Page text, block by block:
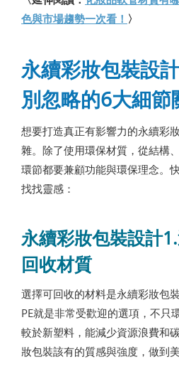
色與市場趨勢一次看！ 〉
永續彩妝包裝設
別忽略的6大細節
想要打造真正有影響力的永續彩
雜。除了使用環保材質，從結構
環節都要兼顧功能與環保理念。
找找靈感：
永續彩妝包裝設計
回收材質
選擇可回收的材料是永續彩妝包
PE就是非常受歡迎的選項，不只
較於新塑料，能減少資源浪費和
妝包裝該有的質感與強度，做到美